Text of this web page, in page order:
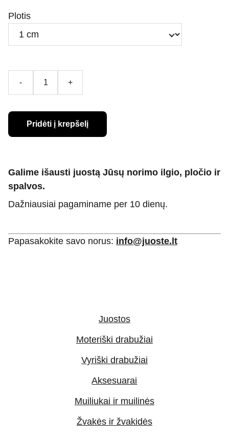
Plotis
- +
Pridėti į krepšelį
Galime išausti juostą Jūsų norimo ilgio, pločio ir
spalvos.
Dažniausiai pagaminame per 10 dienų.
Papasakokite savo norus: info@juoste.lt
Moteriški drabužiai
Vyriški drabužiai
Aksesuarai
Muiliukai ir muilinės
Žvakės ir žvakidės
Juostos